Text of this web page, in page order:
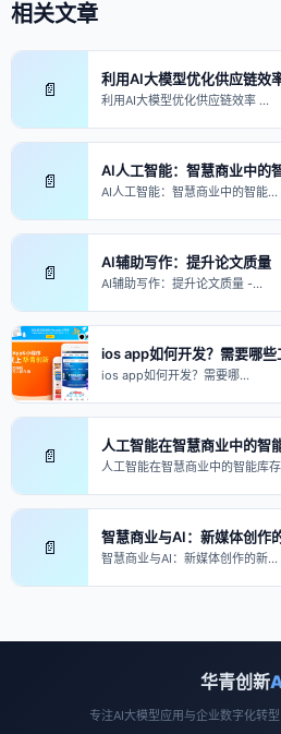
相关文章
📄 利用AI大模型优化供应链效
利用AI大模型优化供应链效率 …
📄 AI人工智能：智慧商业中的
AI人工智能：智慧商业中的智能…
📄 AI辅助写作：提升论文质量
AI辅助写作：提升论文质量 -…
ios app如何开发？需要哪些
ios app如何开发？需要哪…
📄 人工智能在智慧商业中的智
人工智能在智慧商业中的智能库
📄 智慧商业与AI：新媒体创作
智慧商业与AI：新媒体创作的新…
华青创新
专注AI大模型应用与企业数字化转